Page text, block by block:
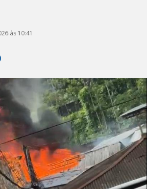
às 10:41